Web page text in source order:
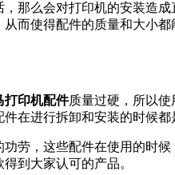
，那么会对打印机的安装造成
而使得配件的质量和大小都
打印机配件质量过硬，所以
件在进行拆卸和安装的时候都
劳，这些配件在使用的时候
大家认可的产品。